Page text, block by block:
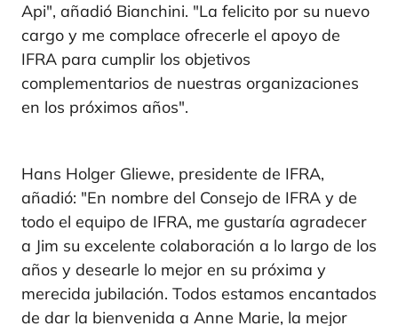
Api", añadió Bianchini. "La felicito por su nuevo
cargo y me complace ofrecerle el apoyo de
IFRA para cumplir los objetivos
complementarios de nuestras organizaciones
en los próximos años".
Hans Holger Gliewe, presidente de IFRA,
añadió: "En nombre del Consejo de IFRA y de
todo el equipo de IFRA, me gustaría agradecer
a Jim su excelente colaboración a lo largo de los
años y desearle lo mejor en su próxima y
merecida jubilación. Todos estamos encantados
de dar la bienvenida a Anne Marie, la mejor